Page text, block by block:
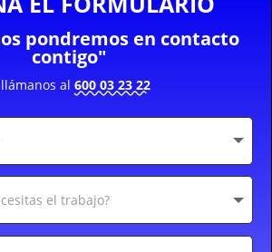
pondremos en contacto
contigo"
al 600 03 23 22